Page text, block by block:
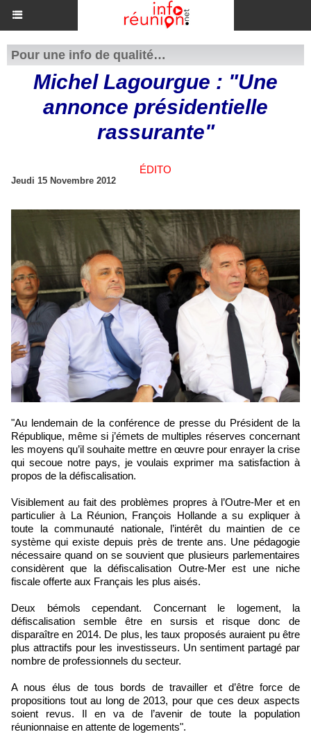
Pour une info de qualité…
Michel Lagourgue : "Une
annonce présidentielle
rassurante"
ÉDITO
Jeudi 15 Novembre 2012
"Au lendemain de la conférence de presse du Président de la
République, même si j’émets de multiples réserves concernant
les moyens qu’il souhaite mettre en œuvre pour enrayer la crise
qui secoue notre pays, je voulais exprimer ma satisfaction à
propos de la défiscalisation.
Visiblement au fait des problèmes propres à l’Outre-Mer et en
particulier à La Réunion, François Hollande a su expliquer à
toute la communauté nationale, l’intérêt du maintien de ce
système qui existe depuis près de trente ans. Une pédagogie
nécessaire quand on se souvient que plusieurs parlementaires
considèrent que la défiscalisation Outre-Mer est une niche
fiscale offerte aux Français les plus aisés.
Deux bémols cependant. Concernant le logement, la
défiscalisation semble être en sursis et risque donc de
disparaître en 2014. De plus, les taux proposés auraient pu être
plus attractifs pour les investisseurs. Un sentiment partagé par
nombre de professionnels du secteur.
A nous élus de tous bords de travailler et d’être force de
propositions tout au long de 2013, pour que ces deux aspects
soient revus. Il en va de l’avenir de toute la population
réunionnaise en attente de logements".